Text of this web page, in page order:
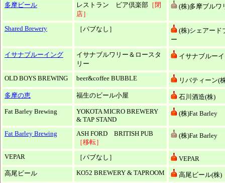
多摩ビール
レストラン ビア倶楽部 ［閉
店］
(株)多摩ブルワ
Shared Brewery ［パブなし］
(株)シェアード
ー
イサナブルーイング
イサナブルワリー＆ロースタ
リー
イサナブルー
OLD BOYS BREWING beer&coffee BUBBLE
リバティーン(
多摩の恵
福生のビール小屋
石川酒造(株)
Fat Barley Brewing
YOKOTA MICRO BREWERY
& TAP STAND
(株)Fat Barley
Fat Barley Brewing
ASH FORD BRITISH PUB
［移転］
(株)Fat Barley
VEPAR ［パブなし］
VEPAR
高尾ビール
KO52 BREWERY & TAPROOM
高尾ビール(株)